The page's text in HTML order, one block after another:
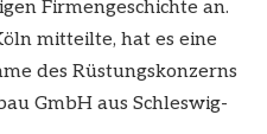
Firmengeschichte an.
mitteilte, hat es eine
des Rüstungskonzerns
GmbH aus Schleswig-